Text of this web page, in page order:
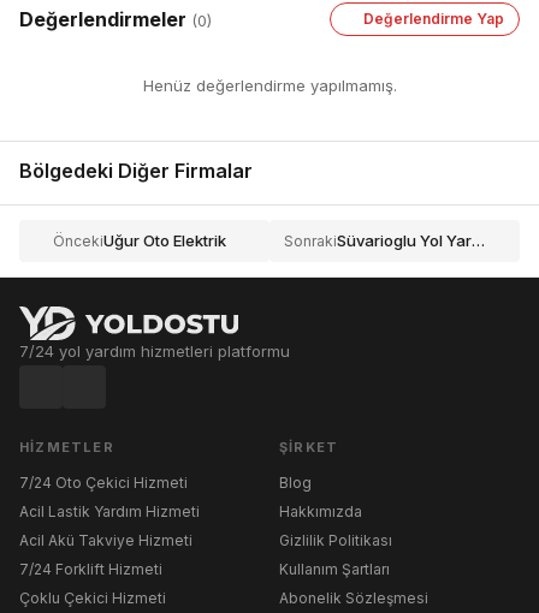
Değerlendirmeler (0) Değerlendirme Yap
Henüz değerlendirme yapılmamış.
Bölgedeki Diğer Firmalar
ÖncekiUğur Oto Elektrik Sonraki Süvarioglu Yol Yardım Oto Çekici
7/24 yol yardım hizmetleri platformu
HIZMETLER
7/24 Oto Çekici Hizmeti
Acil Lastik Yardım Hizmeti
Acil Akü Takviye Hizmeti
7/24 Forklift Hizmeti
Çoklu Çekici Hizmeti
ŞIRKET
Blog
Hakkımızda
Gizlilik Politikası
Kullanım Şartları
Abonelik Sözleşmesi